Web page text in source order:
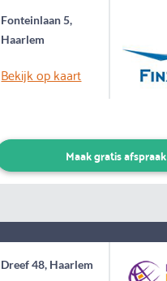
Fonteinlaan 5,
Haarlem
Bekijk op kaart
Maak gratis afspraak
Dreef 48, Haarlem